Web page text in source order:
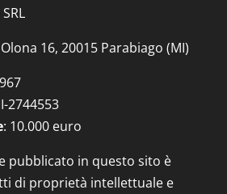
16, 20015 Parabiago (MI)
2744553
: 10.000 euro
pubblicato in questo sito è
di proprietà intellettuale e